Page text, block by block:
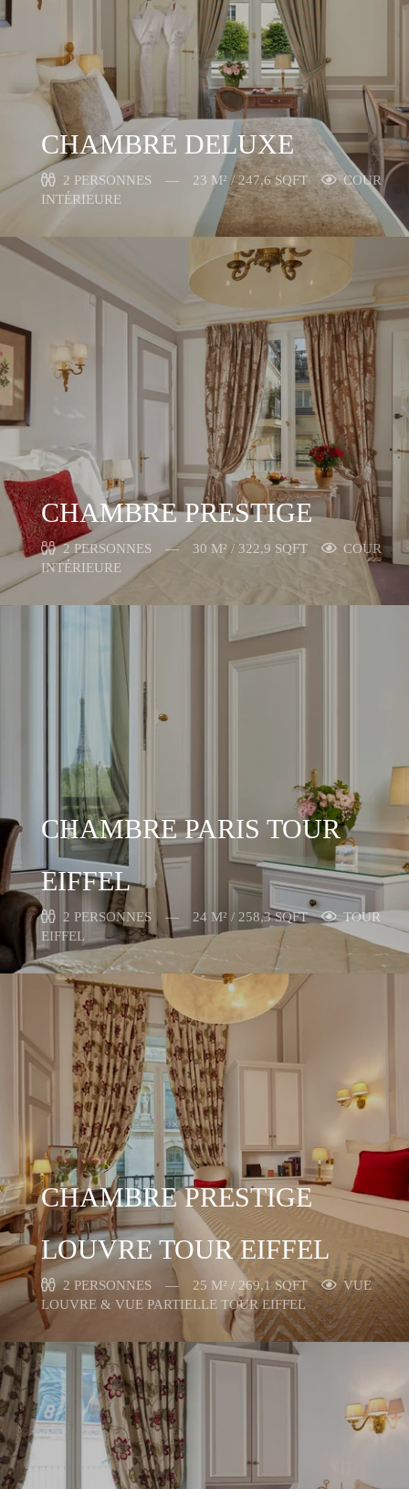
CHAMBRE DELUXE
2 PERSONNES 23 M² / 247,6 SQFT
COUR
INTÉRIEURE
CHAMBRE PRESTIGE
2 PERSONNES 30 M² / 322,9 SQFT
COUR
INTÉRIEURE
CHAMBRE PARIS TOUR
EIFFEL
2 PERSONNES 24 M² / 258,3 SQFT
TOUR
EIFFEL
CHAMBRE PRESTIGE
LOUVRE TOUR EIFFEL
2 PERSONNES 25 M² / 269,1 SQFT
VUE
LOUVRE & VUE PARTIELLE TOUR EIFFEL